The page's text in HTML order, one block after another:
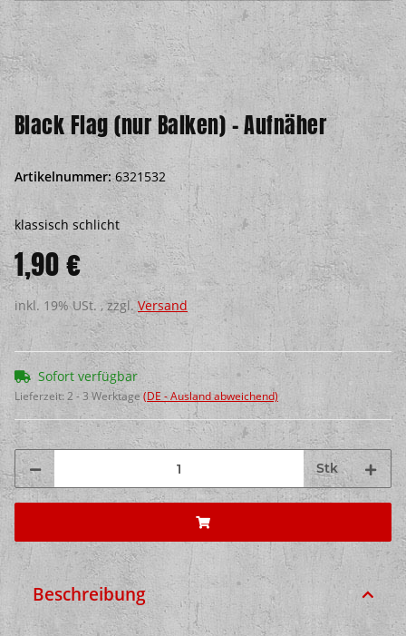
Black Flag (nur Balken) - Aufnäher
Artikelnummer:6321532
klassisch schlicht
1,90 €
inkl. 19% USt. , zzgl.Versand
Sofort verfügbar
Lieferzeit:2 - 3 Werktage(DE - Ausland abweichend)
Stk
Beschreibung